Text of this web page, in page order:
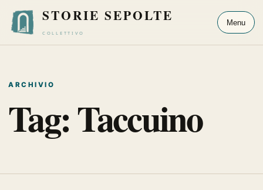
STORIE SEPOLTE
COLLETTIVO
Menu
ARCHIVIO
Tag:Taccuino